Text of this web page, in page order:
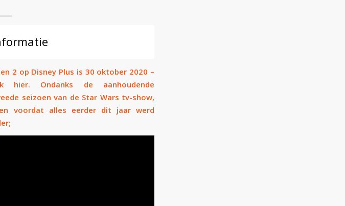
2 op Disney Plus is 30 oktober 2020 –
Ondanks de aanhoudende
seizoen van de Star Wars tv-show,
voordat alles eerder dit jaar werd